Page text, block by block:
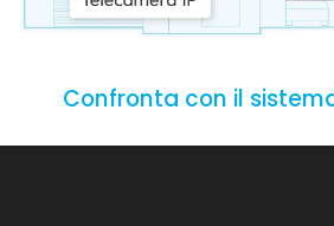
Confronta con il